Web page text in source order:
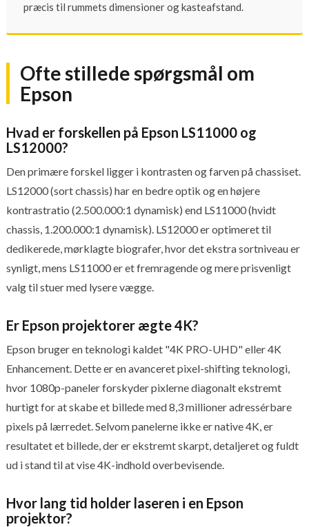
præcis til rummets dimensioner og kasteafstand.
Ofte stillede spørgsmål om
Epson
Hvad er forskellen på Epson LS11000 og
LS12000?
Den primære forskel ligger i kontrasten og farven på chassiset.
LS12000 (sort chassis) har en bedre optik og en højere
kontrastratio (2.500.000:1 dynamisk) end LS11000 (hvidt
chassis, 1.200.000:1 dynamisk). LS12000 er optimeret til
dedikerede, mørklagte biografer, hvor det ekstra sortniveau er
synligt, mens LS11000 er et fremragende og mere prisvenligt
valg til stuer med lysere vægge.
Er Epson projektorer ægte 4K?
Epson bruger en teknologi kaldet "4K PRO-UHD" eller 4K
Enhancement. Dette er en avanceret pixel-shifting teknologi,
hvor 1080p-paneler forskyder pixlerne diagonalt ekstremt
hurtigt for at skabe et billede med 8,3 millioner adressérbare
pixels på lærredet. Selvom panelerne ikke er native 4K, er
resultatet et billede, der er ekstremt skarpt, detaljeret og fuldt
ud i stand til at vise 4K-indhold overbevisende.
Hvor lang tid holder laseren i en Epson
projektor?